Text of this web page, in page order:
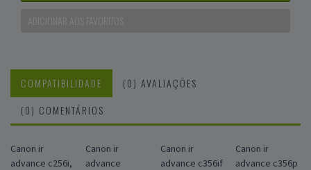
ADICIONAR AOS FAVORITOS
COMPATIBILIDADE
(0) AVALIAÇÕES
(0) COMENTÁRIOS
Canon ir
advance c256i,
Canon ir
advance
Canon ir
advance c356if
Canon ir
advance c356p